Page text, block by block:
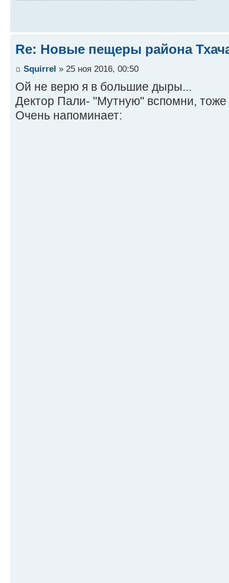
Re: Новые пещеры района
Squirrel » 25 ноя 2016, 00:50
Ой не верю я в большие дыры...
Дектор Пали- "Мутную" вспомни, тоже
Очень напоминает: